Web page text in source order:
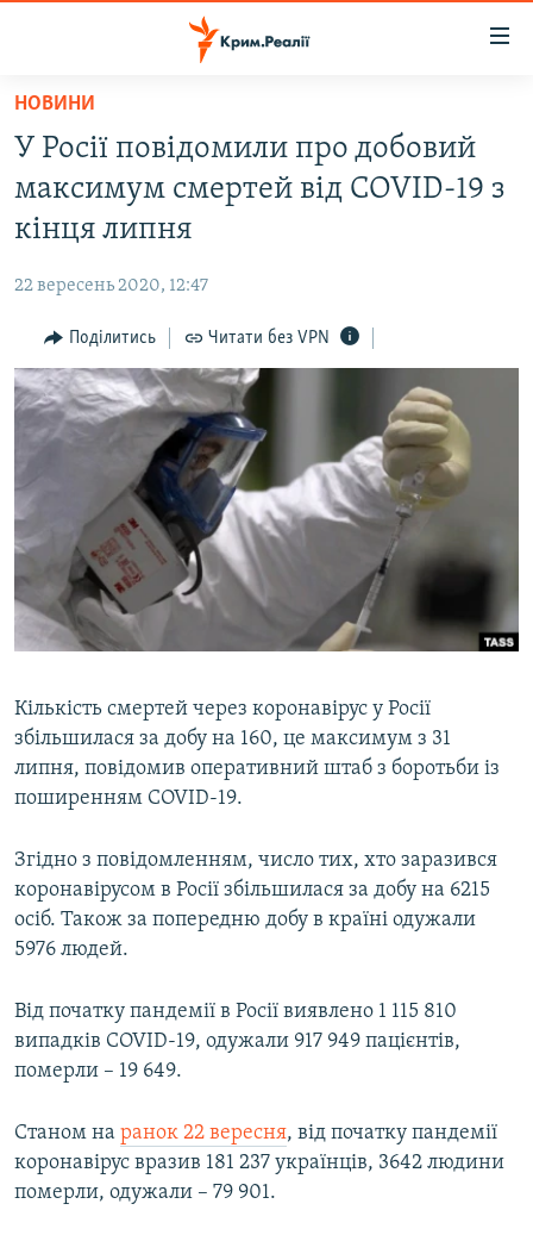
Перейти
основного
матеріалу
Перейти
до
основної
навігації
Перейти
до
пошуку
ВІДЕО ТА ФОТО
БЛОГИ
ПОГЛЯД
ІНТЕРВ'Ю
ВСЕ ЗА ДЕНЬ
СПЕЦПРОЕКТИ
ДЕПОРТАЦІЯ
ВІДЕОУРОКИ «ELIFBE»
СВІДЧЕННЯ ОКУПАЦІЇ
УКРАЇНСЬКА ПРОБЛЕМА КРИМУ
ЯК ОБІЙТИ БЛОКУВАННЯ
Русский
Qırımtatar
Усі сайти RFE/RL
НОВИНИ
У Росії повідомили про добовий
максимум смертей від COVID-19 з
кінця липня
22 вересень 2020, 12:47
Поділитись Читати без VPN
Кількість смертей через коронавірус у Росії
збільшилася за добу на 160, це максимум з 31
липня, повідомив оперативний штаб з боротьби із
поширенням COVID-19.
Згідно з повідомленням, число тих, хто заразився
коронавірусом в Росії збільшилася за добу на 6215
осіб. Також за попередню добу в країні одужали
5976 людей.
Від початку пандемії в Росії виявлено 1 115 810
випадків COVID-19, одужали 917 949 пацієнтів,
померли – 19 649.
Станом на ранок 22 вересня, від початку пандемії
коронавірус вразив 181 237 українців, 3642 людини
померли, одужали – 79 901.